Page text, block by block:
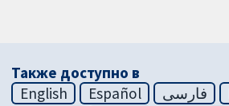
Также доступно в
English
Español فارسی